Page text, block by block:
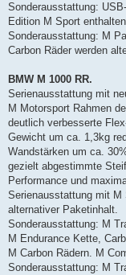
Sonderausstattung:
Edition M Sport
Sonderausstattung: M
Carbon Räder werden
BMW M 1000 RR.
Serienausstattung mit
M Motorsport Rahmen
deutlich verbesserte
Gewicht um ca. 1,3kg
Wandstärken um ca.
gezielt abgestimmte
Performance und
Serienausstattung mit M
alternativer Paketinhalt.
Sonderausstattung: M
M Endurance Kette,
M Carbon Rädern. M
Sonderausstattung: M